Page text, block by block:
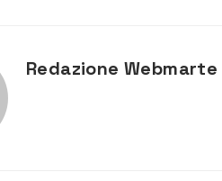
Redazione Webmarte